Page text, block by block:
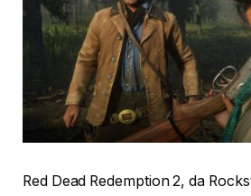
Red Dead Redemption 2, da